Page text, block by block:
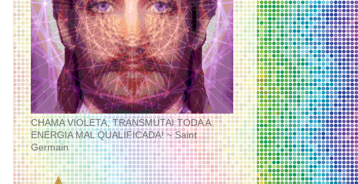
CHAMA VIOLETA, TRANSMUTAI TODA A
ENERGIA MAL QUALIFICADA! ~ Saint
Germain